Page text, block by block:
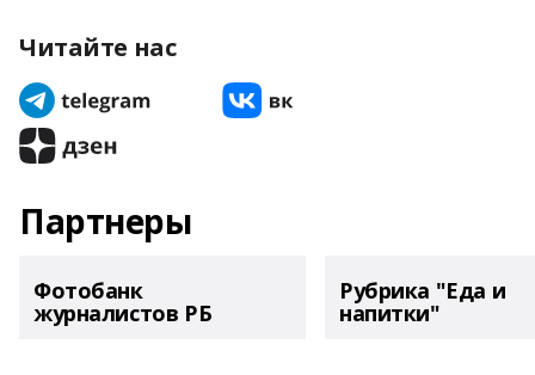
Читайте нас
Партнеры
Фотобанк
журналистов РБ
Рубрика "Еда и
напитки"